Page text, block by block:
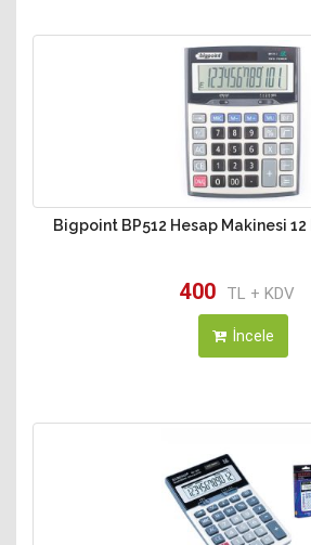
Bigpoint BP512 Hesap Makinesi
400 TL + KDV
İncele